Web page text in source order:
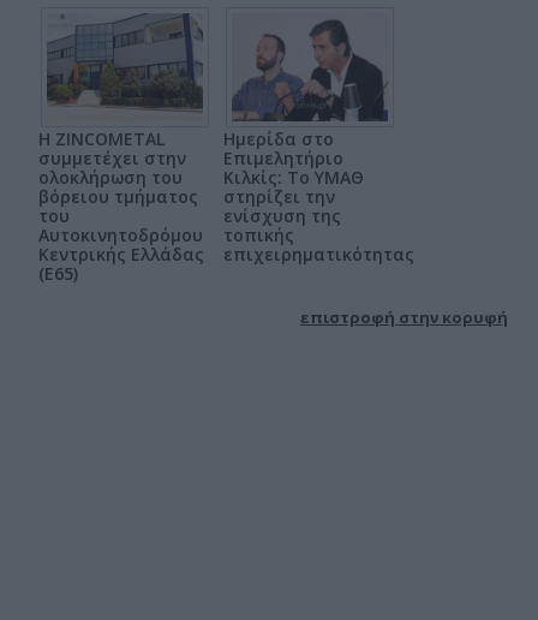
Η ZINCOMETAL
συμμετέχει στην
ολοκλήρωση του
βόρειου τμήματος
του
Αυτοκινητοδρόμου
Κεντρικής Ελλάδας
(Ε65)
Ημερίδα στο
Επιμελητήριο
Κιλκίς: Το ΥΜΑΘ
στηρίζει την
ενίσχυση της
τοπικής
επιχειρηματικότητας
επιστροφή στην κορυφή